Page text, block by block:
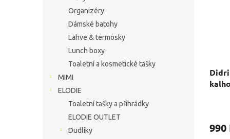
Organizéry
Dámské batohy
Lahve & termosky
Lunch boxy
Toaletní a kosmetické tašky
MIMI
ELODIE
Toaletní tašky a přihrádky
ELODIE OUTLET
Dudlíky
990